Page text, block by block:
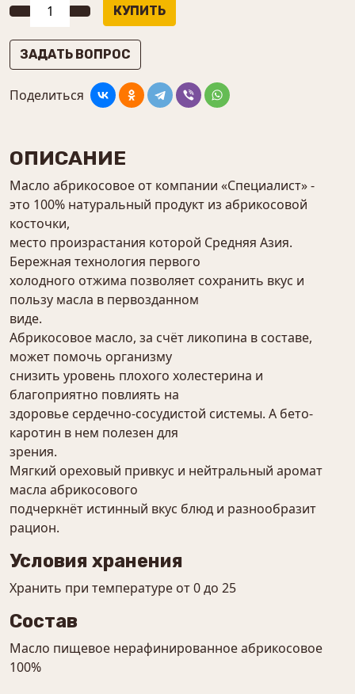
ЗАДАТЬ ВОПРОС
Поделиться
ОПИСАНИЕ
Масло абрикосовое от компании «Специалист» -
это 100% натуральный продукт из абрикосовой
косточки,
место произрастания которой Средняя Азия.
Бережная технология первого
холодного отжима позволяет сохранить вкус и
пользу масла в первозданном
виде.
Абрикосовое масло, за счёт ликопина в составе,
может помочь организму
снизить уровень плохого холестерина и
благоприятно повлиять на
здоровье сердечно-сосудистой системы. А бето-
каротин в нем полезен для
зрения.
Мягкий ореховый привкус и нейтральный аромат
масла абрикосового
подчеркнёт истинный вкус блюд и разнообразит
рацион.
Условия хранения
Хранить при температуре от 0 до 25
Состав
Масло пищевое нерафинированное абрикосовое
100%